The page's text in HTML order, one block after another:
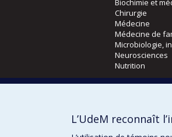
Biochimie et
Chirurgie
Médecine
Médecine de
Microbiologie,
Neurosciences
Nutrition
Orthophonie et
L’UdeM reconnaît